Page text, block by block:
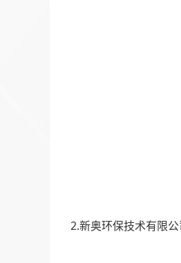
2.新奥环保技术有限